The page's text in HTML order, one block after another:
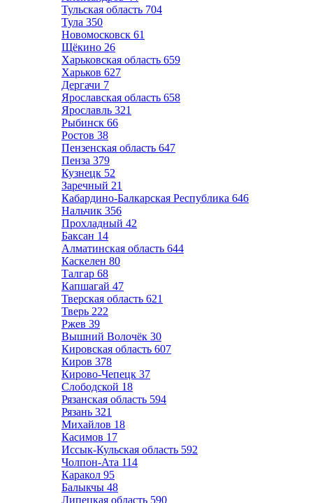
Тульская область 704
Тула 350
Новомосковск 61
Щёкино 26
Харьковская область 659
Харьков 627
Дергачи 7
Ярославская область 658
Ярославль 321
Рыбинск 66
Ростов 38
Пензенская область 647
Пенза 379
Кузнецк 52
Заречный 21
Кабардино-Балкарская Республика 646
Нальчик 356
Прохладный 42
Баксан 14
Алматинская область 644
Каскелен 80
Талгар 68
Капшагай 47
Тверская область 621
Тверь 222
Ржев 39
Вышний Волочёк 30
Кировская область 607
Киров 378
Кирово-Чепецк 37
Слободской 18
Рязанская область 594
Рязань 321
Михайлов 18
Касимов 17
Иссык-Кульская область 592
Чолпон-Ата 114
Каракол 95
Балыкчы 48
Липецкая область 590